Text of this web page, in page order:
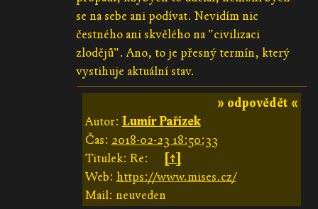
se na sebe ani podívat. Nevidím nic
čestného ani skvělého na "civilizaci
zlodějů". Ano, to je přesný termín, který
vystihuje aktuální stav.
» odpovědět «
Autor: Lumír Pařízek
Čas: 2018-02-23 18:50:33
Titulek: Re:
[↑]
Web: https://www.mises.cz/
Mail: neuveden